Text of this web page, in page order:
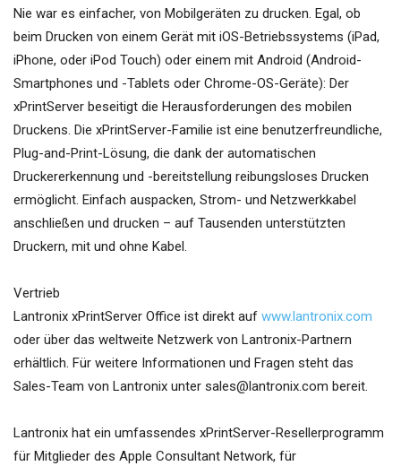
Nie war es einfacher, von Mobilgeräten zu drucken. Egal, ob
beim Drucken von einem Gerät mit iOS-Betriebssystems (iPad,
iPhone, oder iPod Touch) oder einem mit Android (Android-
Smartphones und -Tablets oder Chrome-OS-Geräte): Der
xPrintServer beseitigt die Herausforderungen des mobilen
Druckens. Die xPrintServer-Familie ist eine benutzerfreundliche,
Plug-and-Print-Lösung, die dank der automatischen
Druckererkennung und -bereitstellung reibungsloses Drucken
ermöglicht. Einfach auspacken, Strom- und Netzwerkkabel
anschließen und drucken – auf Tausenden unterstützten
Druckern, mit und ohne Kabel.
Vertrieb
Lantronix xPrintServer Office ist direkt auf www.lantronix.com
oder über das weltweite Netzwerk von Lantronix-Partnern
erhältlich. Für weitere Informationen und Fragen steht das
Sales-Team von Lantronix unter sales@lantronix.com bereit.
Lantronix hat ein umfassendes xPrintServer-Resellerprogramm
für Mitglieder des Apple Consultant Network, für